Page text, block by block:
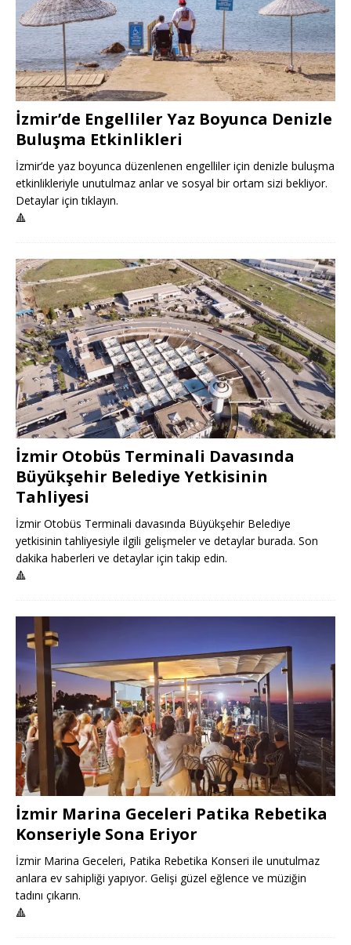
İzmir’de Engelliler Yaz Boyunca Denizle
Buluşma Etkinlikleri
İzmir’de yaz boyunca düzenlenen engelliler için denizle buluşma
etkinlikleriyle unutulmaz anlar ve sosyal bir ortam sizi bekliyor.
Detaylar için tıklayın.
🔺
İzmir Otobüs Terminali Davasında
Büyükşehir Belediye Yetkisinin
Tahliyesi
İzmir Otobüs Terminali davasında Büyükşehir Belediye
yetkisinin tahliyesiyle ilgili gelişmeler ve detaylar burada. Son
dakika haberleri ve detaylar için takip edin.
🔺
İzmir Marina Geceleri Patika Rebetika
Konseriyle Sona Eriyor
İzmir Marina Geceleri, Patika Rebetika Konseri ile unutulmaz
anlara ev sahipliği yapıyor. Gelişi güzel eğlence ve müziğin
tadını çıkarın.
🔺